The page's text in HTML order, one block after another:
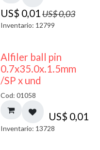
US$ 0,01US$0,03
Inventario: 12799
Alfiler ball pin
0.7x35.0x.1.5mm
/SP x und
Cod: 01058
US$ 0,01
Inventario: 13728